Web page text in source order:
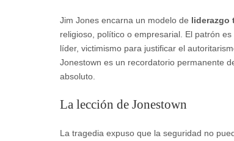
Jim Jones encarna un modelo de liderazgo
religioso, político o empresarial. El patrón
líder, victimismo para justificar el
Jonestown es un recordatorio permanente
absoluto.
La lección de Jonestown
La tragedia expuso que la seguridad no